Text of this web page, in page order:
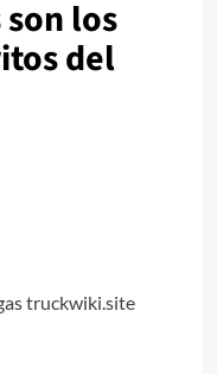
los
del
truckwiki.site